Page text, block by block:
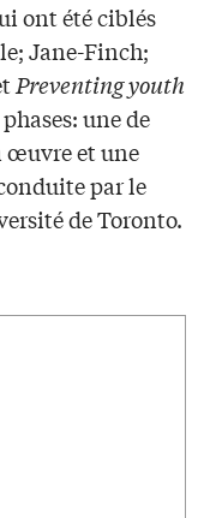
ont été ciblés
Jane-Finch;
Preventing youth
une de
œuvre et une
par le
de Toronto.